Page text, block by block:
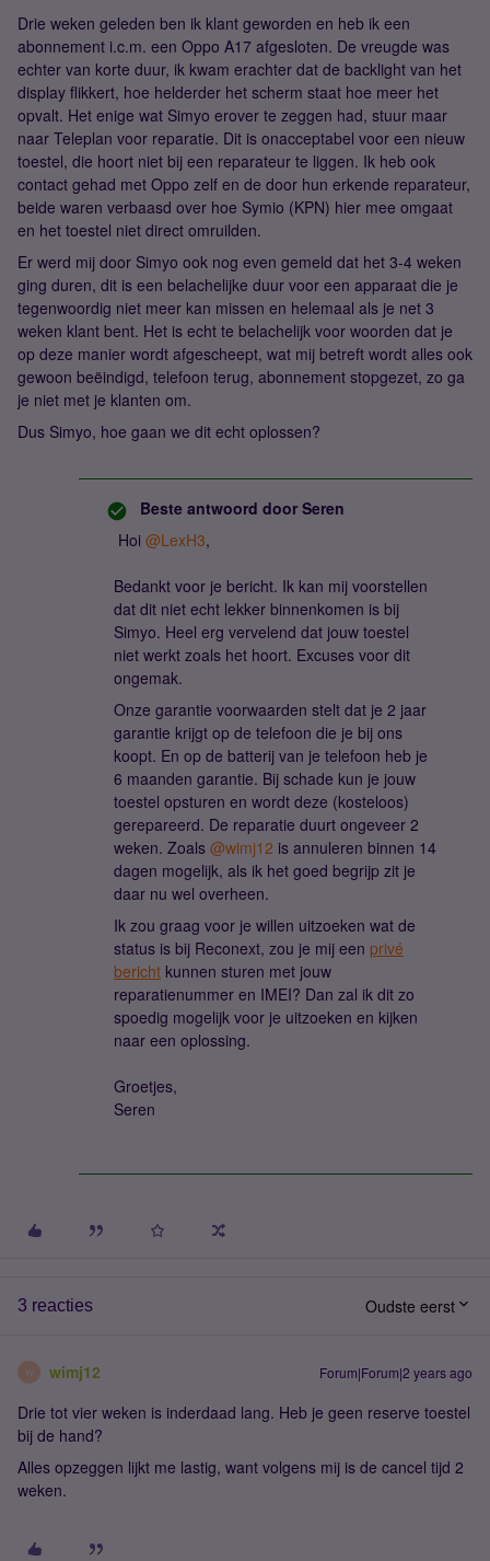
Drie weken geleden ben ik klant geworden en heb ik een
abonnement i.c.m. een Oppo A17 afgesloten. De vreugde was
echter van korte duur, ik kwam erachter dat de backlight van het
display flikkert, hoe helderder het scherm staat hoe meer het
opvalt. Het enige wat Simyo erover te zeggen had, stuur maar
naar Teleplan voor reparatie. Dit is onacceptabel voor een nieuw
toestel, die hoort niet bij een reparateur te liggen. Ik heb ook
contact gehad met Oppo zelf en de door hun erkende reparateur,
beide waren verbaasd over hoe Symio (KPN) hier mee omgaat
en het toestel niet direct omruilden.
Er werd mij door Simyo ook nog even gemeld dat het 3-4 weken
ging duren, dit is een belachelijke duur voor een apparaat die je
tegenwoordig niet meer kan missen en helemaal als je net 3
weken klant bent. Het is echt te belachelijk voor woorden dat je
op deze manier wordt afgescheept, wat mij betreft wordt alles ook
gewoon beëindigd, telefoon terug, abonnement stopgezet, zo ga
je niet met je klanten om.
Dus Simyo, hoe gaan we dit echt oplossen?
Beste antwoord door Seren
Hoi @LexH3,
Bedankt voor je bericht. Ik kan mij voorstellen
dat dit niet echt lekker binnenkomen is bij
Simyo. Heel erg vervelend dat jouw toestel
niet werkt zoals het hoort. Excuses voor dit
ongemak.
Onze garantie voorwaarden stelt dat je 2 jaar
garantie krijgt op de telefoon die je bij ons
koopt. En op de batterij van je telefoon heb je
6 maanden garantie. Bij schade kun je jouw
toestel opsturen en wordt deze (kosteloos)
gerepareerd. De reparatie duurt ongeveer 2
weken. Zoals @wimj12 is annuleren binnen 14
dagen mogelijk, als ik het goed begrijp zit je
daar nu wel overheen.
Ik zou graag voor je willen uitzoeken wat de
status is bij Reconext, zou je mij een privé
bericht kunnen sturen met jouw
reparatienummer en IMEI? Dan zal ik dit zo
spoedig mogelijk voor je uitzoeken en kijken
naar een oplossing.
Groetjes,
Seren
3 reacties Oudste eerst
W wimj12 Forum|Forum|2 years ago
Drie tot vier weken is inderdaad lang. Heb je geen reserve toestel
bij de hand?
Alles opzeggen lijkt me lastig, want volgens mij is de cancel tijd 2
weken.